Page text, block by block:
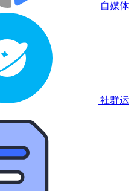
自媒体
社群运